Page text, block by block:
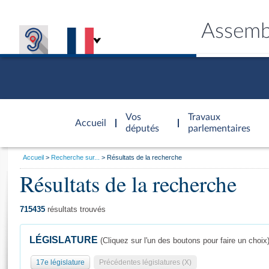
Accueil
d'accueil
Vos
députés
Travaux
parlementaires
Général
Vous
Accueil Recherche sur... Résultats de la recherche
Résultats de la recherche
715435 résultats trouvés
LÉGISLATURE (Cliquez sur l'un des boutons pour faire un choix)
17e législature Précédentes législatures (X)